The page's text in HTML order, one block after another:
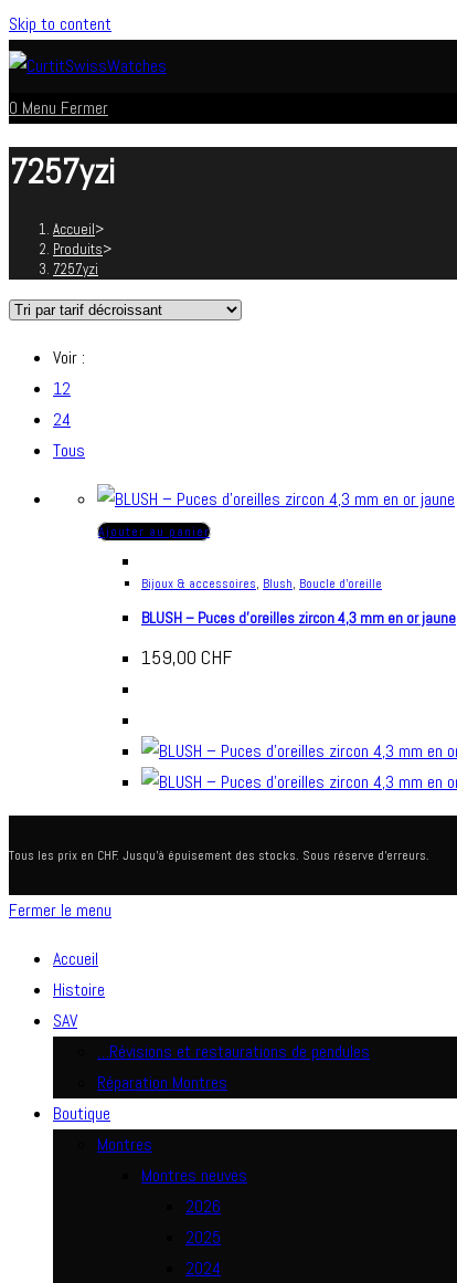
Skip to content
0 Menu Fermer
7257yzi
Accueil>
Produits>
7257yzi
Voir :
12
24
Tous
Ajouter au panier
Bijoux & accessoires, Blush, Boucle d'oreille
BLUSH – Puces d’oreilles zircon 4,3 mm en or jaune
159,00 CHF
Tous les prix en CHF. Jusqu'à épuisement des stocks. Sous réserve d'erreurs.
Fermer le menu
Accueil
Histoire
SAV
…Révisions et restaurations de pendules
Réparation Montres
Boutique
Montres
Montres neuves
2026
2025
2024